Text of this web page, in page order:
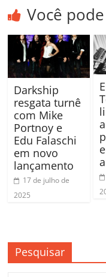
Você
Darkship
resgata turnê
com Mike
Portnoy e
Edu Falaschi
em novo
lançamento
17 de julho de
2025
Pesquisar